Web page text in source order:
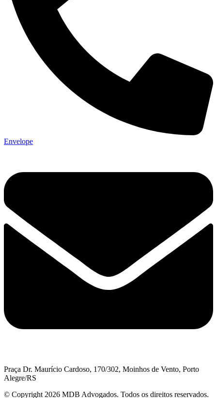
Envelope
Praça Dr. Maurício Cardoso, 170/302, Moinhos de Vento, Porto
Alegre/RS
© Copyright 2026 MDB Advogados. Todos os direitos reservados.